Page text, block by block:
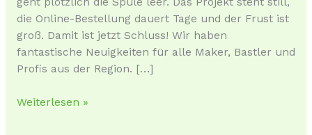
die Online-Bestellung dauert Tage und der Frust ist
groß. Damit ist jetzt Schluss! Wir haben
fantastische Neuigkeiten für alle Maker, Bastler und
Profis aus der Region. […]
Weiterlesen »